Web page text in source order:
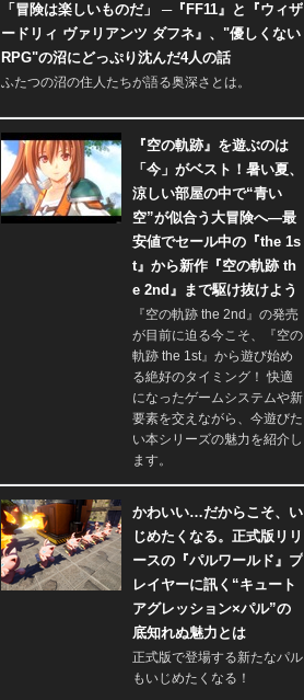
「冒険は楽しいものだ」 ─『FF11』と『ウィザ
ードリィ ヴァリアンツ ダフネ』、"優しくない
RPG"の沼にどっぷり沈んだ4人の話
ふたつの沼の住人たちが語る奥深さとは。
『空の軌跡』を遊ぶのは
「今」がベスト！暑い夏、
涼しい部屋の中で“青い
空”が似合う大冒険へ―最
安値でセール中の『the 1s
t』から新作『空の軌跡 th
e 2nd』まで駆け抜けよう
『空の軌跡 the 2nd』の発売
が目前に迫る今こそ、『空の
軌跡 the 1st』から遊び始め
る絶好のタイミング！ 快適
になったゲームシステムや新
要素を交えながら、今遊びた
い本シリーズの魅力を紹介し
ます。
かわいい…だからこそ、い
じめたくなる。正式版リリ
ースの『パルワールド』プ
レイヤーに訊く“キュート
アグレッション×パル”の
底知れぬ魅力とは
正式版で登場する新たなパル
もいじめたくなる！